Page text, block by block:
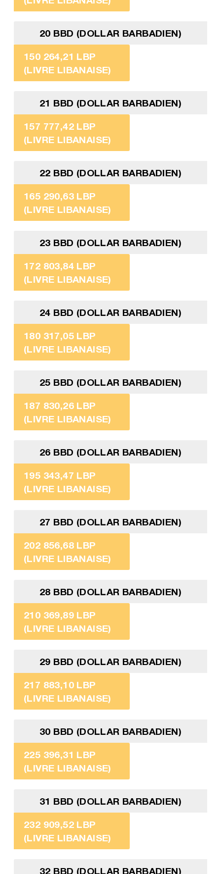
20 BBD (DOLLAR BARBADIEN)
150 264,21 LBP
(LIVRE LIBANAISE)
21 BBD (DOLLAR BARBADIEN)
157 777,42 LBP
(LIVRE LIBANAISE)
22 BBD (DOLLAR BARBADIEN)
165 290,63 LBP
(LIVRE LIBANAISE)
23 BBD (DOLLAR BARBADIEN)
172 803,84 LBP
(LIVRE LIBANAISE)
24 BBD (DOLLAR BARBADIEN)
180 317,05 LBP
(LIVRE LIBANAISE)
25 BBD (DOLLAR BARBADIEN)
187 830,26 LBP
(LIVRE LIBANAISE)
26 BBD (DOLLAR BARBADIEN)
195 343,47 LBP
(LIVRE LIBANAISE)
27 BBD (DOLLAR BARBADIEN)
202 856,68 LBP
(LIVRE LIBANAISE)
28 BBD (DOLLAR BARBADIEN)
210 369,89 LBP
(LIVRE LIBANAISE)
29 BBD (DOLLAR BARBADIEN)
217 883,10 LBP
(LIVRE LIBANAISE)
30 BBD (DOLLAR BARBADIEN)
225 396,31 LBP
(LIVRE LIBANAISE)
31 BBD (DOLLAR BARBADIEN)
232 909,52 LBP
(LIVRE LIBANAISE)
32 BBD (DOLLAR BARBADIEN)